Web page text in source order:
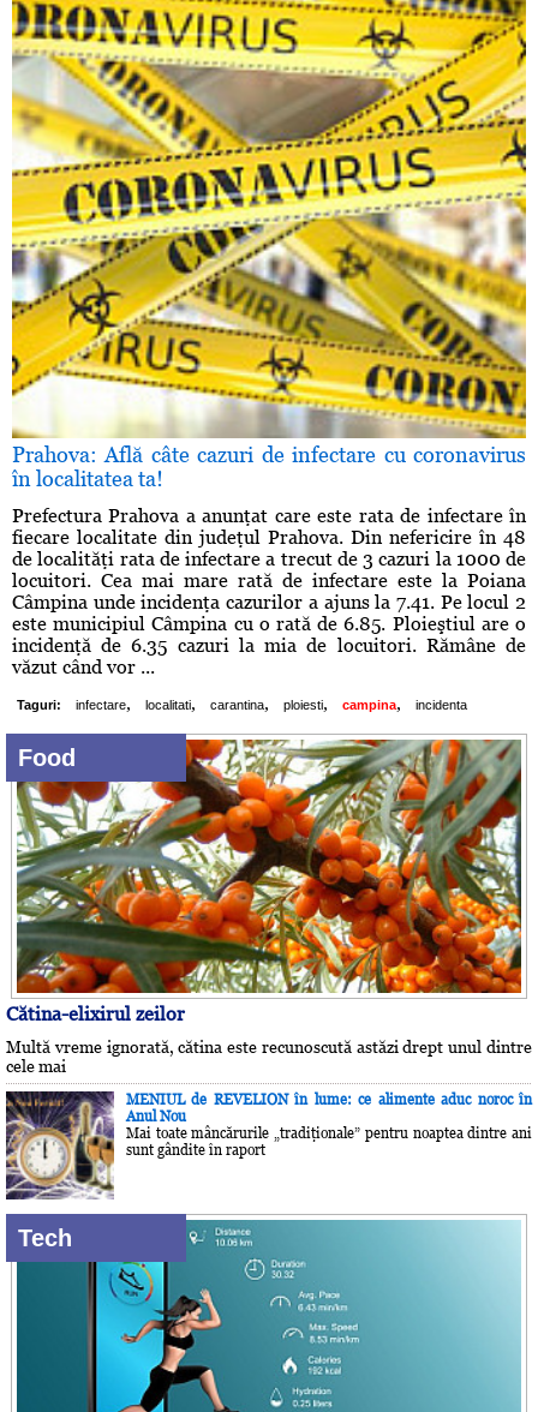
Prahova: Află câte cazuri de infectare cu coronavirus
în localitatea ta!
Prefectura Prahova a anunţat care este rata de infectare în
fiecare localitate din judeţul Prahova. Din nefericire în 48
de localităţi rata de infectare a trecut de 3 cazuri la 1000 de
locuitori. Cea mai mare rată de infectare este la Poiana
Câmpina unde incidenţa cazurilor a ajuns la 7.41. Pe locul 2
este municipiul Câmpina cu o rată de 6.85. Ploieştiul are o
incidenţă de 6.35 cazuri la mia de locuitori. Rămâne de
văzut când vor ...
Taguri: infectare, localitati, carantina, ploiesti, campina, incidenta
Food
Cătina-elixirul zeilor
Multă vreme ignorată, cătina este recunoscută astăzi drept unul dintre
cele mai
MENIUL de REVELION în lume: ce alimente aduc noroc în
Anul Nou
Mai toate mâncărurile „tradiţionale” pentru noaptea dintre ani
sunt gândite în raport
Tech